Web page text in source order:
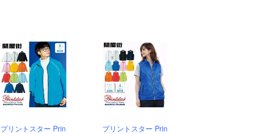
プリントスター Prin
プリントスター Prin